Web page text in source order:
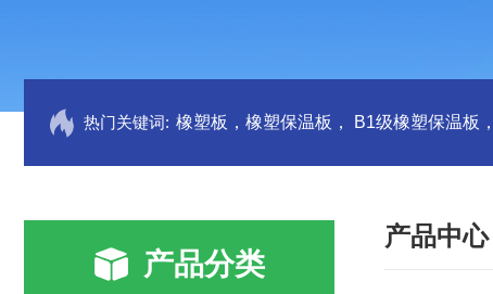
热门关键词:
产品分类
产品中心